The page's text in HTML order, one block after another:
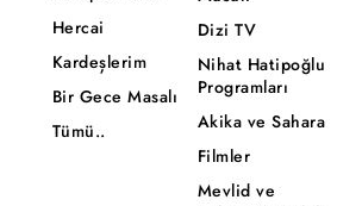
Hercai
Kardeşlerim
Bir Gece Masalı
Tümü..
Dizi TV
Nihat Hatipoğlu
Programları
Akika ve Sahara
Filmler
Mevlid ve